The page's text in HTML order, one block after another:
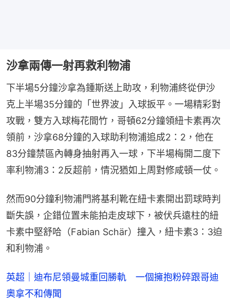
沙拿兩傳一射再救利物浦
下半場5分鐘沙拿為鍾斯送上助攻，利物浦終從伊沙
克上半場35分鐘的「世界波」入球扳平。一場精彩對
攻戰，雙方入球梅花間竹，哥頓62分鐘領紐卡素再次
領前，沙拿68分鐘的入球助利物浦追成2：2，他在
83分鐘禁區內轉身抽射再入一球，下半場梅開二度下
率利物浦3：2反超前，情況猶如上周對修咸頓一仗。
然而90分鐘利物浦門將基利靴在紐卡素開出罰球時判
斷失誤，企錯位置未能拍走皮球下，被伏兵遠柱的紐
卡素中堅舒哈（Fabian Schär）撞入，紐卡素3：3迫
和利物浦。
英超｜迪布尼領曼城重回勝軌 一個擁抱粉碎跟哥迪
奧拿不和傳聞